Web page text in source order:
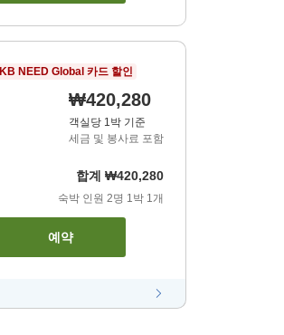
KB NEED Global 카드 할인
₩420,280
객실당 1박 기준
세금 및 봉사료 포함
합계 ₩420,280
숙박 인원 2명 1박 1개
예약